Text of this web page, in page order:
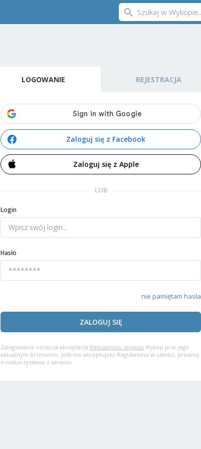
LOGOWANIE REJESTRACJA
Zaloguj się z Facebook
Zaloguj się z Apple
LUB
Login
Hasło
nie pamiętam hasła
ZALOGUJ SIĘ
Zalogowanie oznacza akceptację Regulaminu serwisu Wykop.pl w jego
aktualnym brzmieniu. Jeśli nie akceptujesz Regulaminu w całości, prosimy
o niekorzystanie z serwisu.